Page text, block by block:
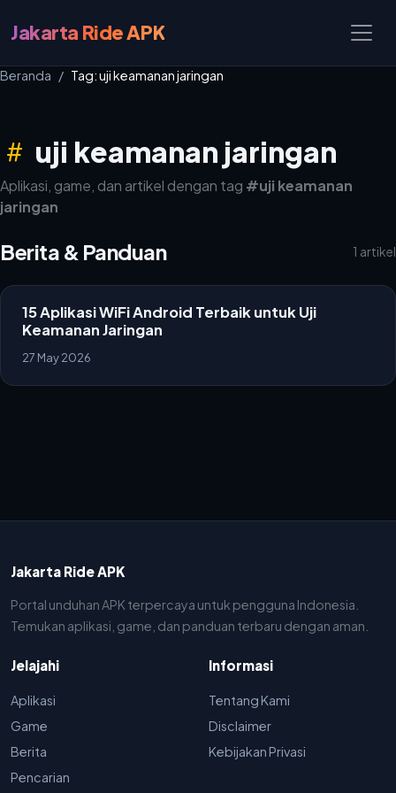
Jakarta Ride APK
Beranda Tag: uji keamanan jaringan
uji keamanan jaringan
Aplikasi, game, dan artikel dengan tag #uji keamanan
jaringan
Berita & Panduan 1 artikel
15 Aplikasi WiFi Android Terbaik untuk Uji
Keamanan Jaringan
27 May 2026
Jakarta Ride APK
Portal unduhan APK terpercaya untuk pengguna Indonesia.
Temukan aplikasi, game, dan panduan terbaru dengan aman.
Jelajahi
Aplikasi
Game
Berita
Pencarian
Informasi
Tentang Kami
Disclaimer
Kebijakan Privasi